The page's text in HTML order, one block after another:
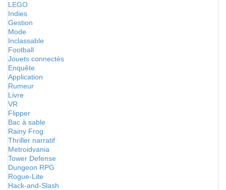
LEGO
Indies
Gestion
Mode
Inclassable
Football
Jouets connectés
Enquête
Application
Rumeur
Livre
VR
Flipper
Bac à sable
Rainy Frog
Thriller narratif
Metroidvania
Tower Defense
Dungeon RPG
Rogue-Lite
Hack-and-Slash